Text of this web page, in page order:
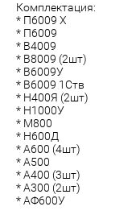
Комплектация:
* П6009 Х
* П6009
* В4009
* В8009 (2шт)
* В6009У
* В6009 1Ств
* Н400Я (2шт)
* Н1000У
* М800
* Н600Д
* А600 (4шт)
* А500
* А400 (3шт)
* А300 (2шт)
* АФ600У